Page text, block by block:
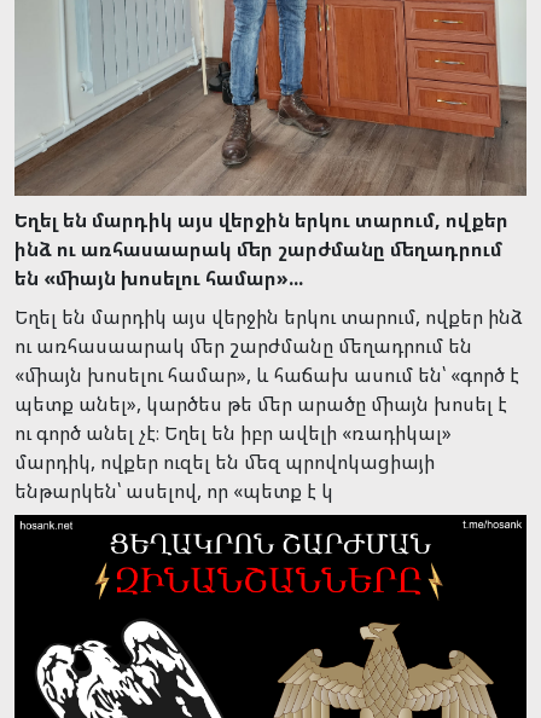
Եղել են մարդիկ այս վերջին երկու տարում, ովքեր
ինձ ու առհասաարակ մեր շարժմանը մեղադրում
են «միայն խոսելու համար»...
Եղել են մարդիկ այս վերջին երկու տարում, ովքեր ինձ
ու առհասաարակ մեր շարժմանը մեղադրում են
«միայն խոսելու համար», և հաճախ ասում են՝ «գործ է
պետք անել», կարծես թե մեր արածը միայն խոսել է
ու գործ անել չէ։ Եղել են իբր ավելի «ռադիկալ»
մարդիկ, ովքեր ուզել են մեզ պրովոկացիայի
ենթարկեն՝ ասելով, որ «պետք է կ